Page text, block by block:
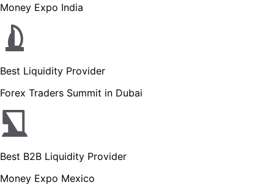
Money Expo India
Best Liquidity Provider
Forex Traders Summit in Dubai
Best B2B Liquidity Provider
Money Expo Mexico